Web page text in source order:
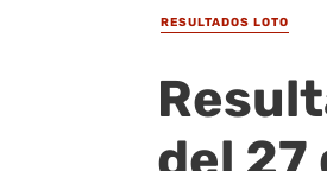
RESULTADOS LOTO